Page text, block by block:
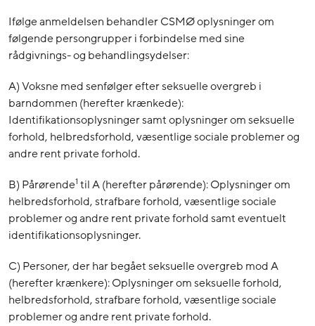
Ifølge anmeldelsen behandler CSMØ oplysninger om
følgende persongrupper i forbindelse med sine
rådgivnings- og behandlingsydelser:
A) Voksne med senfølger efter seksuelle overgreb i
barndommen (herefter krænkede):
Identifikationsoplysninger samt oplysninger om seksuelle
forhold, helbredsforhold, væsentlige sociale problemer og
andre rent private forhold.
B) Pårørende1 til A (herefter pårørende): Oplysninger om
helbredsforhold, strafbare forhold, væsentlige sociale
problemer og andre rent private forhold samt eventuelt
identifikationsoplysninger.
C) Personer, der har begået seksuelle overgreb mod A
(herefter krænkere): Oplysninger om seksuelle forhold,
helbredsforhold, strafbare forhold, væsentlige sociale
problemer og andre rent private forhold.